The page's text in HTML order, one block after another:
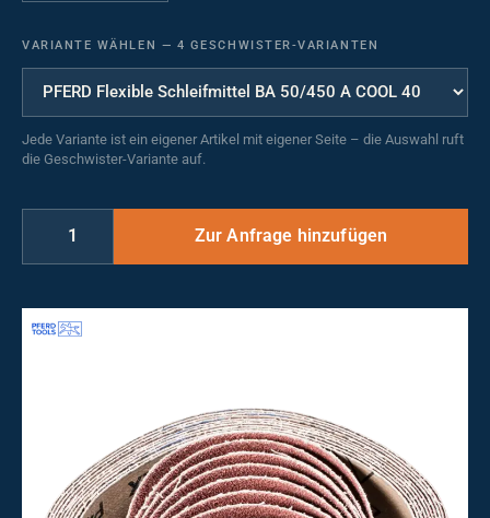
VARIANTE WÄHLEN — 4 GESCHWISTER-VARIANTEN
Jede Variante ist ein eigener Artikel mit eigener Seite – die Auswahl ruft
die Geschwister-Variante auf.